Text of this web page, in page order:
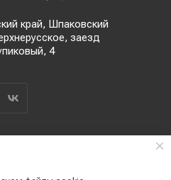
край, Шпаковский
заезд
4